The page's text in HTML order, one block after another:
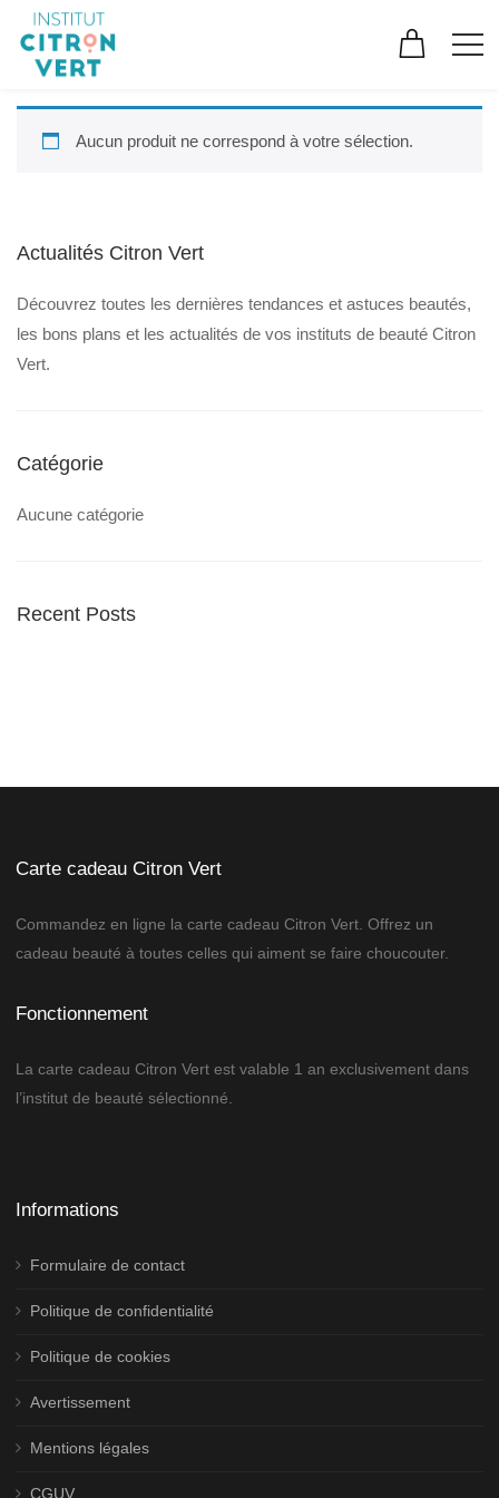
Aucun produit ne correspond à votre sélection.
Actualités Citron Vert
Découvrez toutes les dernières tendances et astuces beautés,
les bons plans et les actualités de vos instituts de beauté Citron
Vert.
Catégorie
Aucune catégorie
Recent Posts
Carte cadeau Citron Vert
Commandez en ligne la carte cadeau Citron Vert. Offrez un
cadeau beauté à toutes celles qui aiment se faire choucouter.
Fonctionnement
La carte cadeau Citron Vert est valable 1 an exclusivement dans
l’institut de beauté sélectionné.
Informations
Formulaire de contact
Politique de confidentialité
Politique de cookies
Avertissement
Mentions légales
CGUV